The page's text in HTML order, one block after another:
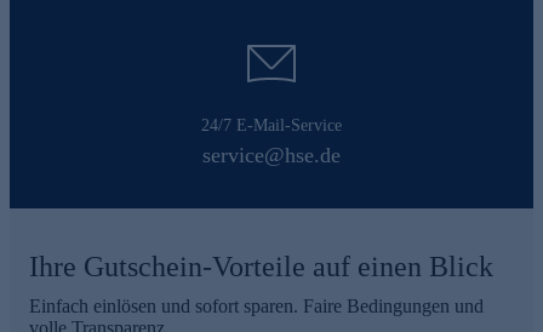
24/7 E-Mail-Service
service@hse.de
Ihre Gutschein-Vorteile auf einen Blick
Einfach einlösen und sofort sparen. Faire Bedingungen und
volle Transparenz.